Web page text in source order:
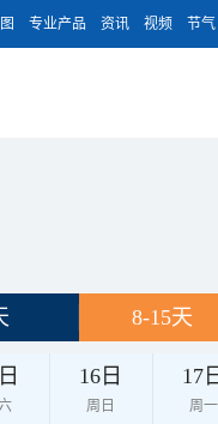
专业产品 资讯 视频 节气
8-15天
16日
周日
17
周一